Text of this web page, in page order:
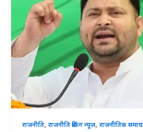
राजनीति,राजनीति ब्रेकिंग न्यूज़,राजनीतिक